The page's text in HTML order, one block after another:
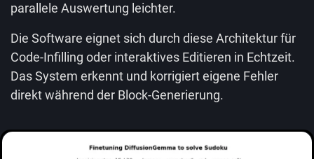
parallele Auswertung leichter.
Die Software eignet sich durch diese Architektur für
Code-Infilling oder interaktives Editieren in Echtzeit.
Das System erkennt und korrigiert eigene Fehler
direkt während der Block-Generierung.